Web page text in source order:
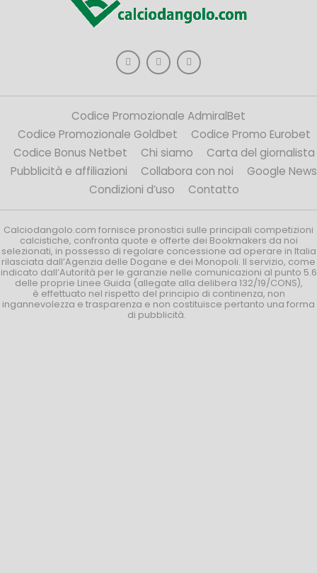
Codice Promozionale AdmiralBet
Codice Promozionale Goldbet
Codice Promo Eurobet
Codice Bonus Netbet
Chi siamo
Carta del giornalista
Pubblicità e affiliazioni
Collabora con noi
Google News
Condizioni d’uso
Contatto
Calciodangolo.com fornisce pronostici sulle principali competizioni
calcistiche, confronta quote e offerte dei Bookmakers da noi
selezionati, in possesso di regolare concessione ad operare in Italia
rilasciata dall’Agenzia delle Dogane e dei Monopoli. Il servizio, come
indicato dall’Autorità per le garanzie nelle comunicazioni al punto 5.6
delle proprie Linee Guida (allegate alla delibera 132/19/CONS),
è effettuato nel rispetto del principio di continenza, non
ingannevolezza e trasparenza e non costituisce pertanto una forma
di pubblicità.